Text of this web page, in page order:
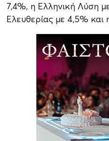
7,4%, η Ελληνική Λύση
Ελευθερίας με 4,5% και